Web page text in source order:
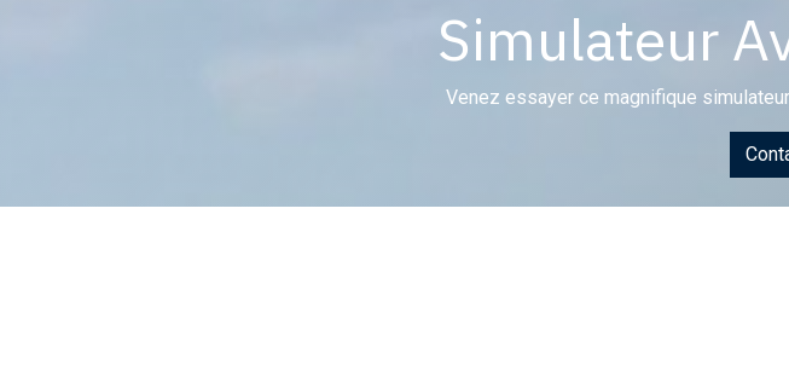
Simulateur
Venez essayer ce magnifique